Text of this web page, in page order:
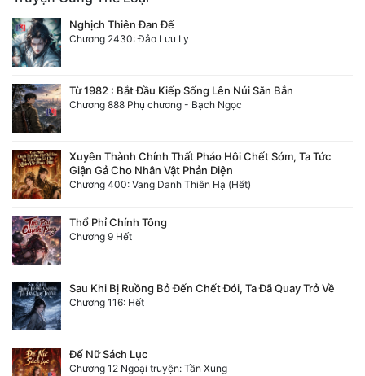
Nghịch Thiên Đan Đế
Chương 2430: Đảo Lưu Ly
Từ 1982 : Bắt Đầu Kiếp Sống Lên Núi Săn Bắn
Chương 888 Phụ chương - Bạch Ngọc
Xuyên Thành Chính Thất Pháo Hôi Chết Sớm, Ta Tức
Giận Gả Cho Nhân Vật Phản Diện
Chương 400: Vang Danh Thiên Hạ (Hết)
Thổ Phỉ Chính Tông
Chương 9 Hết
Sau Khi Bị Ruồng Bỏ Đến Chết Đói, Ta Đã Quay Trở Về
Chương 116: Hết
Đế Nữ Sách Lục
Chương 12 Ngoại truyện: Tần Xung